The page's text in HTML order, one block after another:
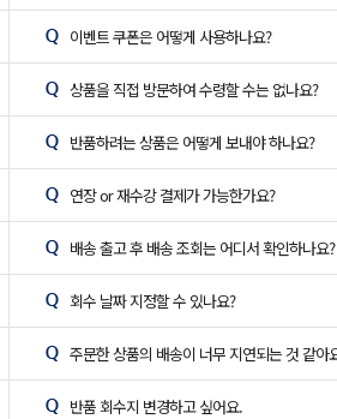
이벤트 쿠폰은 어떻게 사용하나요?
상품을 직접 방문하여 수령할 수는 없나요?
반품하려는 상품은 어떻게 보내야 하나요?
연장 or 재수강 결제가 가능한가요?
배송 출고 후 배송 조회는 어디서 확인하나요?
회수 날짜 지정할 수 있나요?
주문한 상품의 배송이 너무 지연되는 것 같아
반품 회수지 변경하고 싶어요.